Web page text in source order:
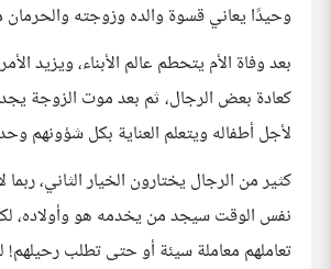
وحيدًا يعاني قسوة والده وزوجته والحرمان
بعد وفاة الأم يتحطم عالم الأبناء، ويزيد
كعادة بعض الرجال، ثم بعد موت الزوجة يجد
لأجل أطفاله ويتعلم العناية بكل شؤونهم
كثير من الرجال يختارون الخيار الثاني،
نفس الوقت سيجد من يخدمه هو وأولاده،
تعاملهم معاملة سيئة أو حتى تطلب